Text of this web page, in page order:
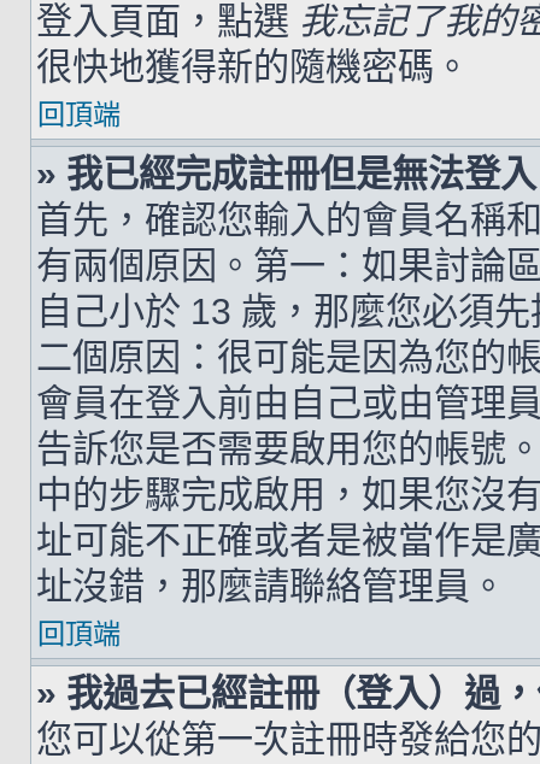
登入頁面，點選 我忘記了我的
很快地獲得新的隨機密碼。
回頂端
» 我已經完成註冊但是無法登
首先，確認您輸入的會員名稱
有兩個原因。第一：如果討論
自己小於 13 歲，那麼您必須
二個原因：很可能是因為您的
會員在登入前由自己或由管理
告訴您是否需要啟用您的帳號
中的步驟完成啟用，如果您沒
址可能不正確或者是被當作是
址沒錯，那麼請聯絡管理員。
回頂端
» 我過去已經註冊（登入）過
您可以從第一次註冊時發給您